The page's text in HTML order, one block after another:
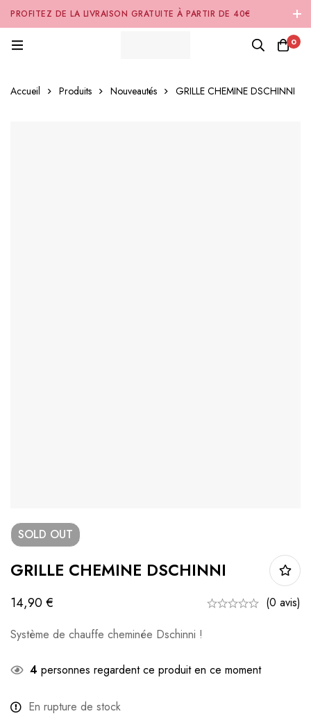
PROFITEZ DE LA LIVRAISON GRATUITE À PARTIR DE 40€
D'ACHAT SUR NOTRE SITE INTERNET 🚚
0
Accueil Produits Nouveautés GRILLE CHEMINE DSCHINNI
SOLD OUT
GRILLE CHEMINE DSCHINNI
14,90€
(0 avis)
Système de chauffe cheminée Dschinni !
4 personnes regardent ce produit en ce moment
En rupture de stock